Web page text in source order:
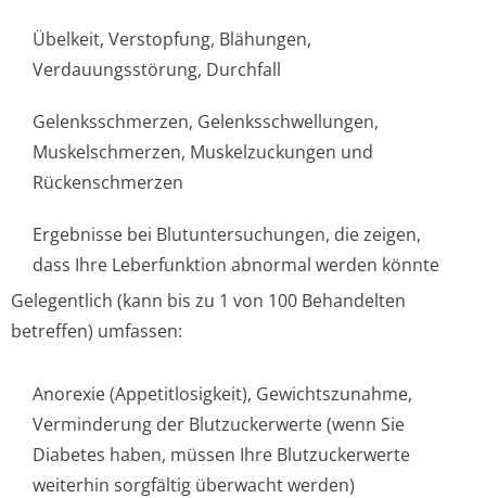
Übelkeit, Verstopfung, Blähungen,
Verdauungsstörung, Durchfall
Gelenksschmerzen, Gelenksschwellun­gen,
Muskelschmerzen, Muskelzuckungen und
Rückenschmerzen
Ergebnisse bei Blutuntersuchungen, die zeigen,
dass Ihre Leberfunktion abnormal werden könnte
Gelegentlich (kann bis zu 1 von 100 Behandelten
betreffen) umfassen:
Anorexie (Appetitlosigkeit), Gewichtszunahme,
Verminderung der Blutzuckerwerte (wenn Sie
Diabetes haben, müssen Ihre Blutzuckerwerte
weiterhin sorgfältig überwacht werden)